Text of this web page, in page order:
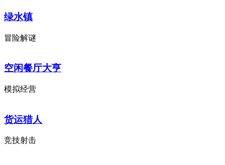
绿水镇
冒险解谜
空闲餐厅大亨
模拟经营
货运猎人
竞技射击